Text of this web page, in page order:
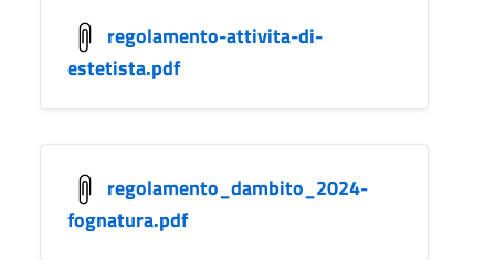
regolamento-attivita-di-
estetista.pdf
regolamento_dambito_2024-
fognatura.pdf